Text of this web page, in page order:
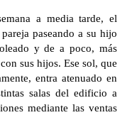
a media tarde, el
paseando a su hijo
y de a poco, más
sus hijos. Ese sol, que
entra atenuado en
salas del edificio a
mediante las ventas